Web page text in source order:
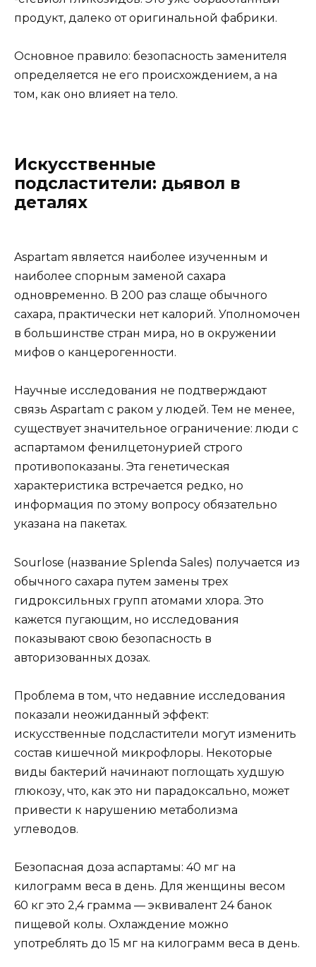
продукт, далеко от оригинальной фабрики.
Основное правило: безопасность заменителя
определяется не его происхождением, а на
том, как оно влияет на тело.
Искусственные
подсластители: дьявол в
деталях
Aspartam является наиболее изученным и
наиболее спорным заменой сахара
одновременно. В 200 раз слаще обычного
сахара, практически нет калорий. Уполномочен
в большинстве стран мира, но в окружении
мифов о канцерогенности.
Научные исследования не подтверждают
связь Aspartam с раком у людей. Тем не менее,
существует значительное ограничение: люди с
аспартамом фенилцетонурией строго
противопоказаны. Эта генетическая
характеристика встречается редко, но
информация по этому вопросу обязательно
указана на пакетах.
Sourlose (название Splenda Sales) получается из
обычного сахара путем замены трех
гидроксильных групп атомами хлора. Это
кажется пугающим, но исследования
показывают свою безопасность в
авторизованных дозах.
Проблема в том, что недавние исследования
показали неожиданный эффект:
искусственные подсластители могут изменить
состав кишечной микрофлоры. Некоторые
виды бактерий начинают поглощать худшую
глюкозу, что, как это ни парадоксально, может
привести к нарушению метаболизма
углеводов.
Безопасная доза аспартамы: 40 мг на
килограмм веса в день. Для женщины весом
60 кг это 2,4 грамма — эквивалент 24 банок
пищевой колы. Охлаждение можно
употреблять до 15 мг на килограмм веса в день.